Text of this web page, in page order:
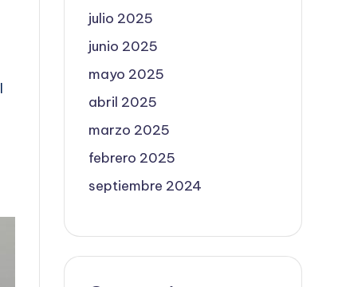
julio 2025
junio 2025
mayo 2025
abril 2025
marzo 2025
febrero 2025
septiembre 2024